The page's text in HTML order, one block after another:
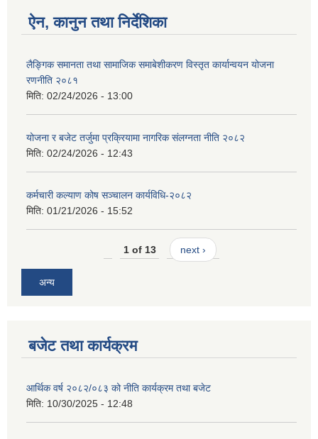
ऐन, कानुन तथा निर्देशिका
लैङ्गिक समानता तथा सामाजिक समाबेशीकरण विस्तृत कार्यान्वयन योजना
रणनीति २०८१
मिति: 02/24/2026 - 13:00
योजना र बजेट तर्जुमा प्रक्रियामा नागरिक संलग्नता नीति २०८२
मिति: 02/24/2026 - 12:43
कर्मचारी कल्याण कोष सञ्चालन कार्यविधि-२०८२
मिति: 01/21/2026 - 15:52
1 of 13 next ›
अन्य
बजेट तथा कार्यक्रम
आर्थिक वर्ष २०८२/०८३ को नीति कार्यक्रम तथा बजेट
मिति: 10/30/2025 - 12:48